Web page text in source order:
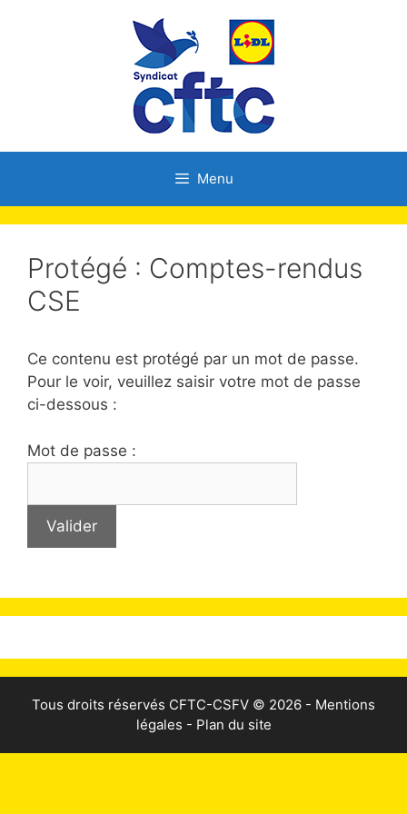
Menu
Protégé : Comptes-rendus
CSE
Ce contenu est protégé par un mot de passe.
Pour le voir, veuillez saisir votre mot de passe
ci-dessous :
Mot de passe :
Tous droits réservés CFTC-CSFV © 2026 - Mentions
légales - Plan du site